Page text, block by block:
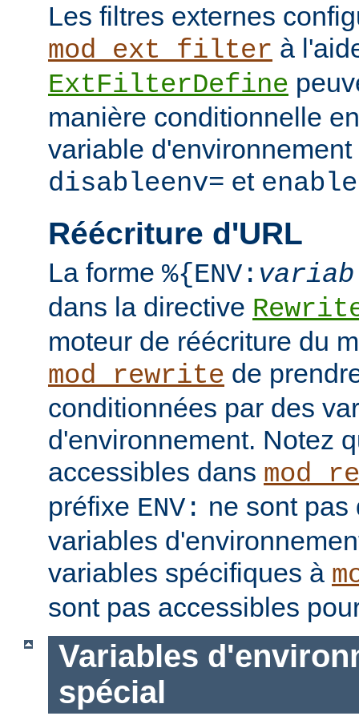
Les filtres externes
mod_ext_filter à
ExtFilterDefine
manière conditionnelle
variable
disableenv= et
Réécriture d'URL
La forme %{ENV:
dans la directive
moteur de réécriture du
mod_rewrite de
conditionnées par des
d'environnement. Notez
accessibles dans
préfixe ENV: ne sont pas
variables
variables spécifiques à
sont pas accessibles
Variables
spécial